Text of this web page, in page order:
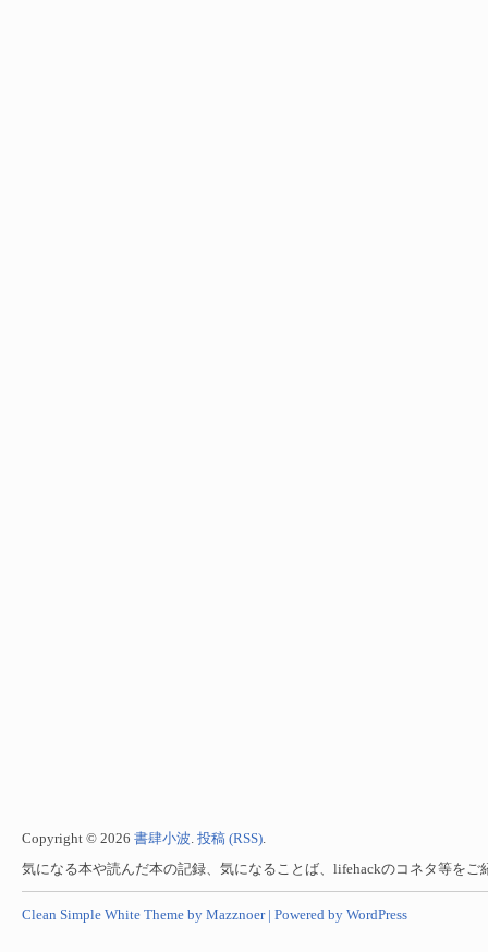
Copyright © 2026 書肆小波. 投稿 (RSS).
気になる本や読んだ本の記録、気になることば、lifehackのコネタ等をご
Clean Simple White Theme by Mazznoer | Powered by WordPress